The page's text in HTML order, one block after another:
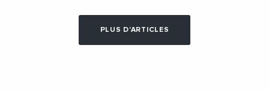
PLUS D'ARTICLES